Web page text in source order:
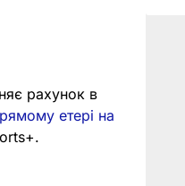
рахунок в
етері на